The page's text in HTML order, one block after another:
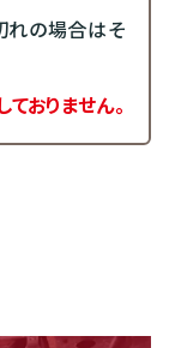
の場合はそ
おりません。